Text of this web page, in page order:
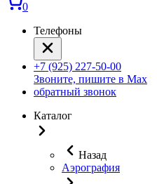
0
Телефоны
+7 (925) 227-50-00
Звоните, пишите в Max
обратный звонок
Каталог
Назад
Аэрография